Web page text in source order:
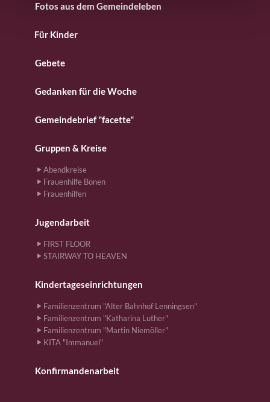
Fotos aus dem Gemeindeleben
Für Kinder
Gebete
Gedanken für die Woche
Gemeindebrief "facette"
Gruppen & Kreise
Abendkreise
Frauenhilfe Bönen
Frauenhilfen
Jugendarbeit
FIRST FLOOR
STAIRWAY TO HEAVEN
Kindertageseinrichtungen
Familienzentrum "Alter Bahnhof Lenningsen"
Familienzentrum "Katharina Luther"
Familienzentrum "Martin Niemöller"
KITA "Immanuel"
Konfirmandenarbeit